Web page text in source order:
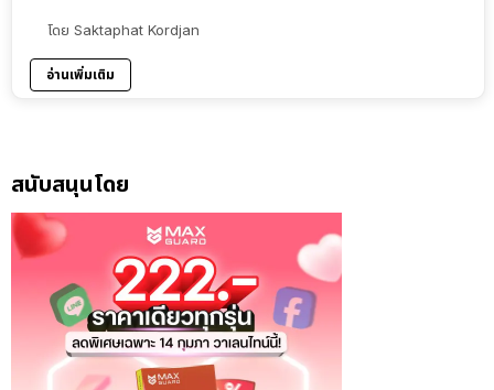
โดย Saktaphat Kordjan
อ่านเพิ่มเติม
สนับสนุนโดย